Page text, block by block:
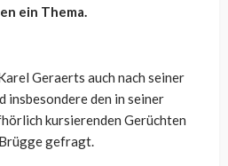
ein Thema.
Geraerts auch nach seiner
insbesondere den in seiner
kursierenden Gerüchten
gefragt.